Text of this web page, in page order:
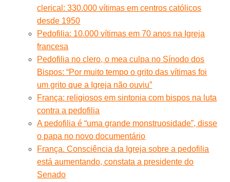
clerical: 330.000 vítimas em centros católicos
desde 1950
Pedofilia: 10.000 vítimas em 70 anos na Igreja
francesa
Pedofilia no clero, o mea culpa no Sínodo dos
Bispos: “Por muito tempo o grito das vítimas foi
um grito que a Igreja não ouviu”
França: religiosos em sintonia com bispos na luta
contra a pedofilia
A pedofilia é “uma grande monstruosidade”, disse
o papa no novo documentário
França. Consciência da Igreja sobre a pedofilia
está aumentando, constata a presidente do
Senado